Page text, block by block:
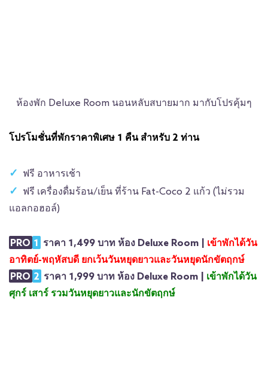
ห้องพัก Deluxe Room นอนหลับสบายมาก มากับโปรคุ้มๆ
โปรโมชั่นที่พักราคาพิเศษ 1 คืน สำหรับ 2 ท่าน
ฟรี อาหารเช้า
ฟรี เครื่องดื่มร้อน/เย็น ที่ร้าน Fat-Coco 2 แก้ว (ไม่รวม
แอลกอฮอล์)
PRO 1 ราคา 1,499 บาท ห้อง Deluxe Room |
เข้าพักได้วัน
อาทิตย์-พฤหัสบดี ยกเว้นวันหยุดยาวและวันหยุดนักขัตฤกษ์
PRO 2 ราคา 1,999 บาท ห้อง Deluxe Room |
เข้าพักได้วัน
ศุกร์ เสาร์ รวมวันหยุดยาวและนักขัตฤกษ์